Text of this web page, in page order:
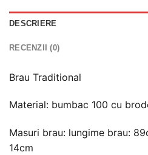
DESCRIERE
RECENZII (0)
Brau Traditional
Material: bumbac 100 cu
Masuri brau: lungime brau:
14cm